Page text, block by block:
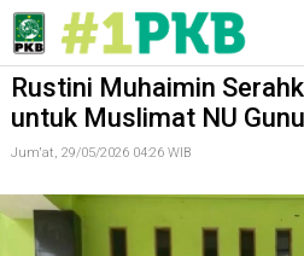
Rustini Muhaimin Serahkan
Gunungkidul
Rustini Muhaimin
untuk Muslimat NU
Jum'at, 29/05/2026 04:26 WIB